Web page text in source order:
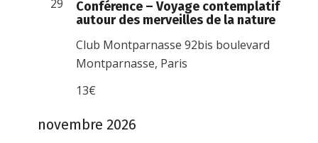
29
Conférence – Voyage contemplatif
autour des merveilles de la nature
Club Montparnasse92bis boulevard
Montparnasse, Paris
13€
novembre 2026